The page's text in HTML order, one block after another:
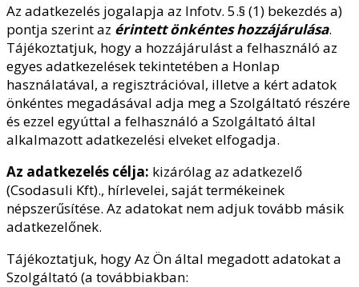
Az adatkezelés jogalapja az Infotv. 5.§ (1) bekezdés a)
pontja szerint az érintett önkéntes hozzájárulása.
Tájékoztatjuk, hogy a hozzájárulást a felhasználó az
egyes adatkezelések tekintetében a Honlap
használatával, a regisztrációval, illetve a kért adatok
önkéntes megadásával adja meg a Szolgáltató részére
és ezzel egyúttal a felhasználó a Szolgáltató által
alkalmazott adatkezelési elveket elfogadja.
Az adatkezelés célja: kizárólag az adatkezelő
(Csodasuli Kft)., hírlevelei, saját termékeinek
népszerűsítése. Az adatokat nem adjuk tovább másik
adatkezelőnek.
Tájékoztatjuk, hogy Az Ön által megadott adatokat a
Szolgáltató (a továbbiakban: